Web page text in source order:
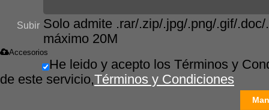
Subir Solo admite .rar/.zip/.jpg/.png/.gif/
máximo 20M
Accesorios
He leido y acepto los Términos y
de este servicio,Términos y Condiciones